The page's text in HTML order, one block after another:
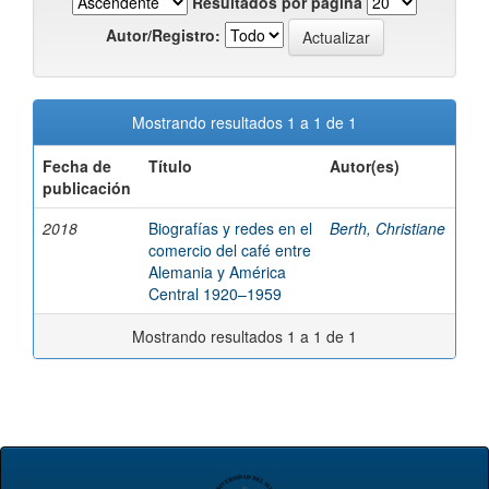
Autor/Registro:
Mostrando resultados 1 a 1 de 1
Fecha de
publicación
Título Autor(es)
2018
Biografías y redes en el
comercio del café entre
Alemania y América
Central 1920–1959
Berth, Christiane
Mostrando resultados 1 a 1 de 1